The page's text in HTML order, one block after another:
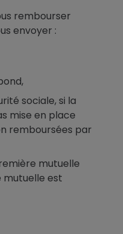
rembourser
envoyer :
sociale, si la
mise en place
remboursées par
mutuelle
mutuelle est